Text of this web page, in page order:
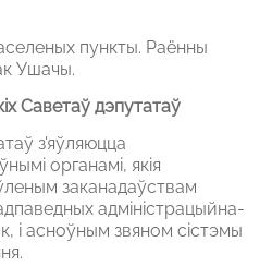
пункты. Раённы
Ушачы.
Саветаў дэпутатаў
з'яўляюцца
органамі, якія
заканадаўствам
адміністрацыйна-
і асноўным звяном сістэмы